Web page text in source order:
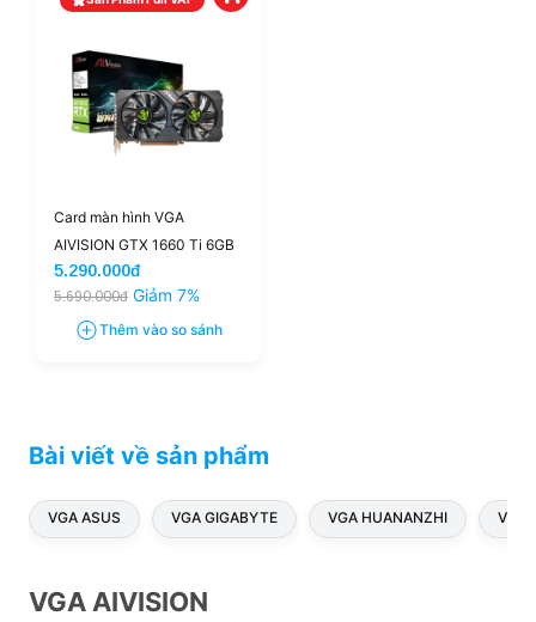
Card màn hình VGA
AIVISION GTX 1660 Ti 6GB
DDR6 (AIVISION-
GTX1660TI-6G)
5.290.000đ
5.690.000đ Giảm 7%
Thêm vào so sánh
Bài viết về sản phẩm
VGA ASUS VGA GIGABYTE VGA HUANANZHI VGA
VGA AIVISION